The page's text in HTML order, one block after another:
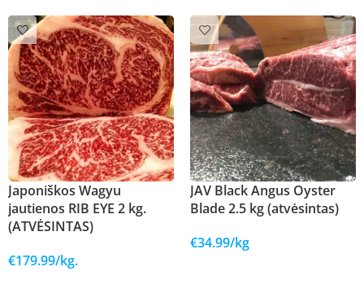
Japoniškos Wagyu
jautienos RIB EYE 2 kg.
(ATVĖSINTAS)
€179.99/kg.
JAV Black Angus Oyster
Blade 2.5 kg (atvėsintas)
€34.99/kg